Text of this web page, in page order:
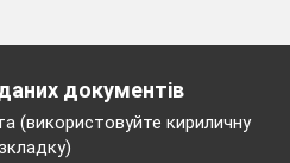
документів
(використовуйте кириличну